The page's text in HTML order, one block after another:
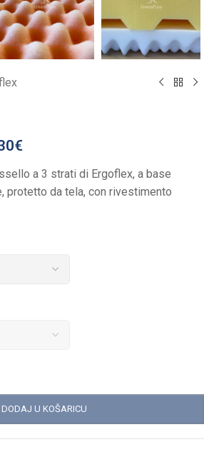
€
a 3 strati di Ergoflex, a base
protetto da tela, con rivestimento
DODAJ U KOŠARICU